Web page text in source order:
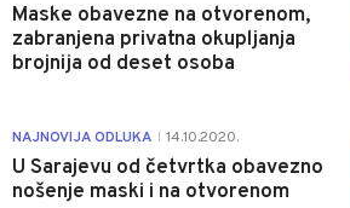
Maske obavezne na otvorenom,
zabranjena privatna okupljanja
brojnija od deset osoba
NAJNOVIJA ODLUKA 14.10.2020.
U Sarajevu od četvrtka obavezno
nošenje maski i na otvorenom